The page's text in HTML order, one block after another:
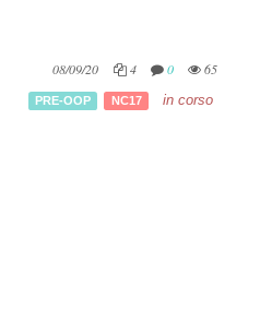
08/09/20 4 0 65
PRE-OOP NC17 in corso